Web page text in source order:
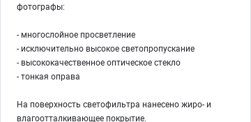
фотографы:
- многослойное просветление
- исключительно высокое светопропускание
- высококачественное оптическое стекло
- тонкая оправа
На поверхность светофильтра нанесено жиро- и
влагоотталкивающее покрытие.